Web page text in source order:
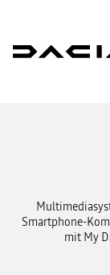
Smartphone-
mit My